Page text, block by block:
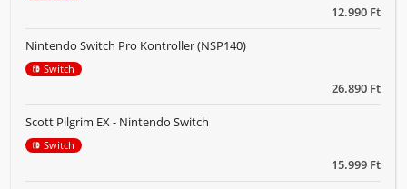
12.990 Ft
26.890 Ft
Nintendo Switch Pro Kontroller (NSP140)
Switch
15.999 Ft
Scott Pilgrim EX - Nintendo Switch
Switch